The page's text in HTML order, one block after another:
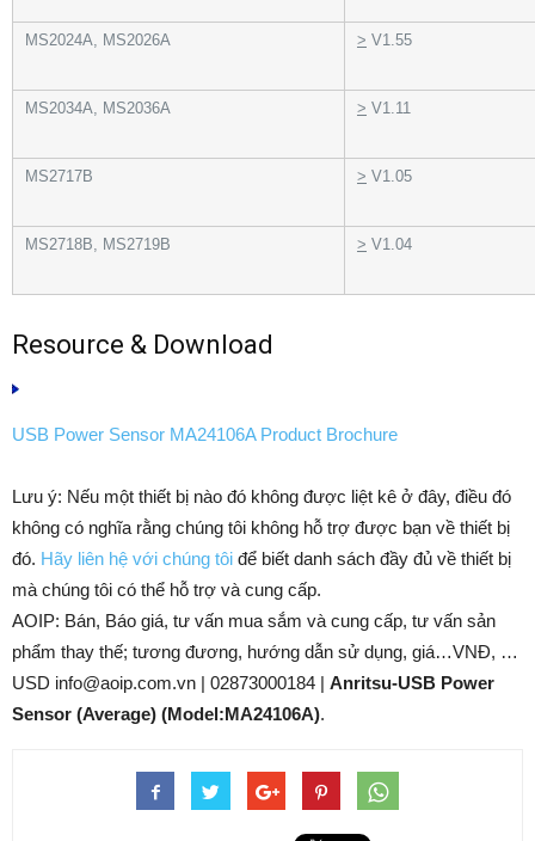
MS2024A, MS2026A > V1.55
MS2034A, MS2036A > V1.11
MS2717B > V1.05
MS2718B, MS2719B > V1.04
Resource & Download
USB Power Sensor MA24106A Product Brochure
Lưu ý: Nếu một thiết bị nào đó không được liệt kê ở đây, điều đó
không có nghĩa rằng chúng tôi không hỗ trợ được bạn về thiết bị
đó. Hãy liên hệ với chúng tôi để biết danh sách đầy đủ về thiết bị
mà chúng tôi có thể hỗ trợ và cung cấp.
AOIP: Bán, Báo giá, tư vấn mua sắm và cung cấp, tư vấn sản
phẩm thay thế; tương đương, hướng dẫn sử dụng, giá…VNĐ, …
USD info@aoip.com.vn | 02873000184 | Anritsu-USB Power
Sensor (Average) (Model:MA24106A).